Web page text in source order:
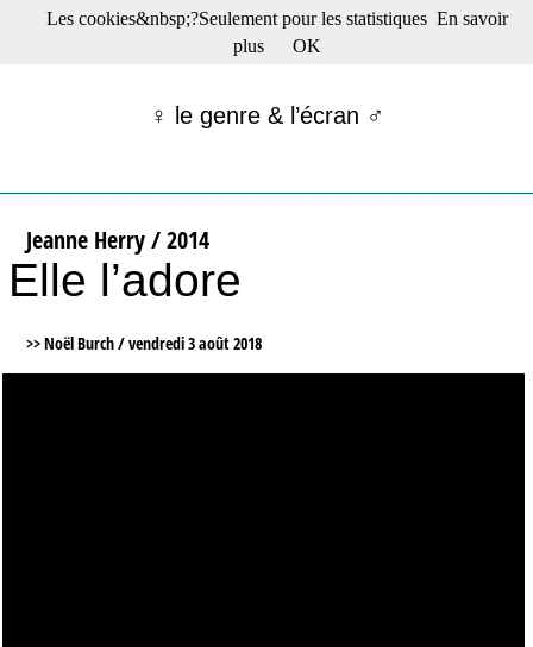
☰ Menu
Films récents
Tribunes
Bloc-notes
Archives
S’abonner à la Lettre !
♀ le genre & l’écran ♂
Jeanne Herry / 2014
Elle l’adore
>> Noël Burch /vendredi 3 août 2018
Les cookies&nbsp;?Seulement pour les statistiques En savoir
plus
OK